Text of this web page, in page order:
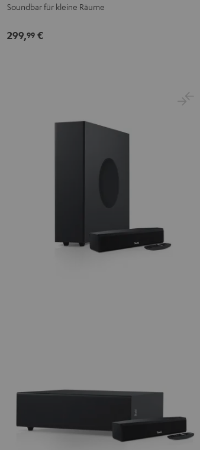
Soundbar für kleine Räume
299,99 €